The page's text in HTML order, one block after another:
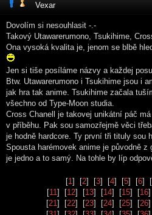
Vexar
Dovolím si nesouhlasit -.-
Takový Utawarerumono, Tsukihime,
Ona vysoká kvalita je, jenom se blbě
Jen si tiše posíláme názvy a každej
Btw. Utawarerumono i Tsukihime jsou i
jak hra tak anime. Tsukihime začala
všechno od Type-Moon studia.
Cross Chanell je takovej unikátní páč
v příběhu. Pak sou samozřejmě věci
je hodně hardcore. Ty první tři tituly sou
Spousta harémovek anime je původně z
je jedno a to samý. Na tohle by líp
[1] [2] [3] [4] [5] [6] [
[11] [12] [13] [14] [15] [16
[21] [22] [23] [24] [25] [26